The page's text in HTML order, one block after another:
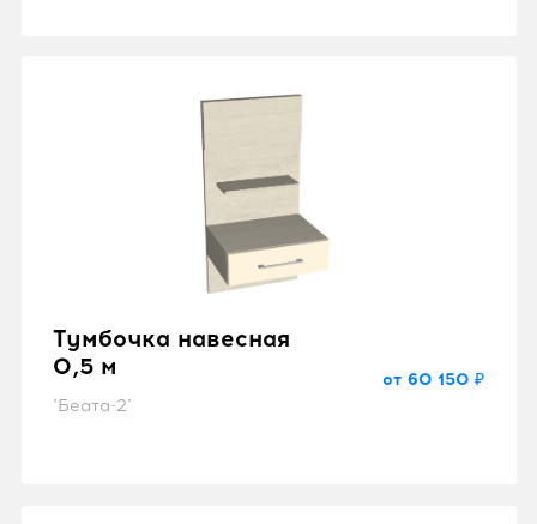
Тумбочка навесная
0,5 м
"Беата-2"
от 60 150 ₽